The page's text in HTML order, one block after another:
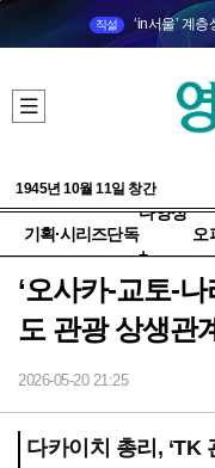
직설 ‘in서울’ 계
1945년 10월 11일 창간
기획·시리즈단독
다양성
+
오
‘오사카-교토-
도 관광 상생관
2026-05-20 21:25
다카이치 총리, ‘TK